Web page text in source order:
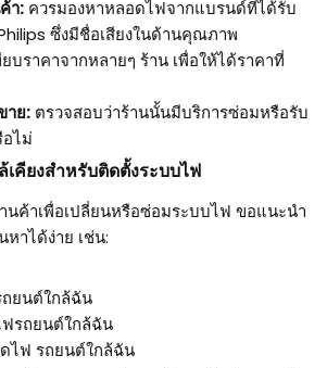
า: ควรมองหาหลอดไฟจากแบรนด์ที่ได้รับ
ซึ่งมีชื่อเสียงในด้านคุณภาพ
ยบราคาจากหลายๆ ร้าน เพื่อให้ได้ราคาที่
าย: ตรวจสอบว่าร้านนั้นมีบริการซ่อมหรือรับ
ไม่
คียงสำหรับติดตั้งระบบไฟ
นค้าเพื่อเปลี่ยนหรือซ่อมระบบไฟ ขอแนะนำ
าได้ง่าย เช่น:
ยนต์ใกล้ฉัน
รถยนต์ใกล้ฉัน
ไฟ รถยนต์ใกล้ฉัน